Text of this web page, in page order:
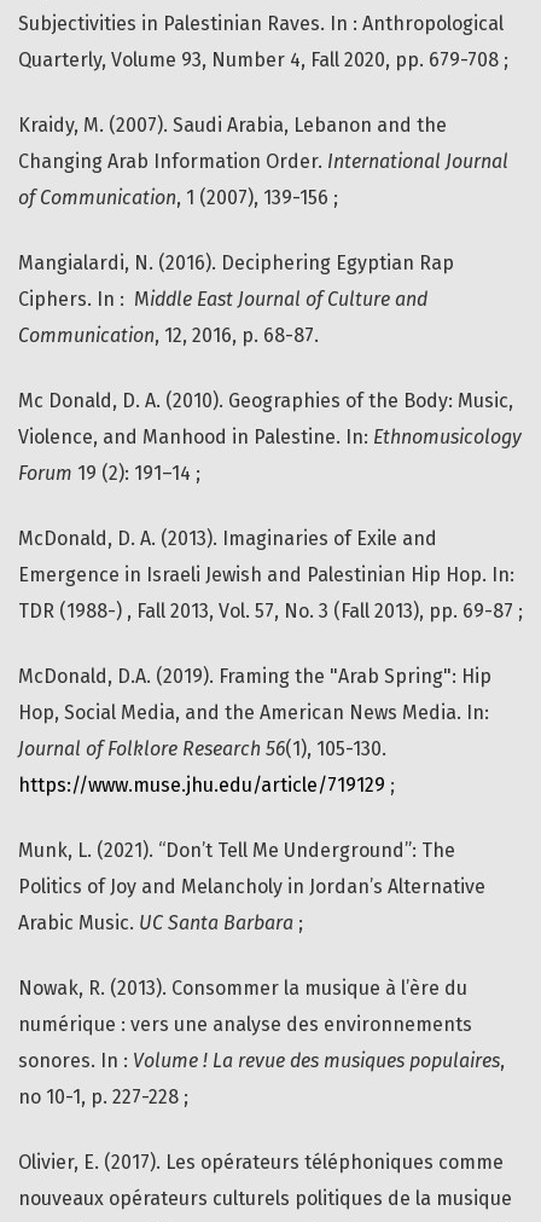
Subjectivities in Palestinian Raves. In : Anthropological
Quarterly, Volume 93, Number 4, Fall 2020, pp. 679-708 ;
Kraidy, M. (2007). Saudi Arabia, Lebanon and the
Changing Arab Information Order. International Journal
of Communication, 1 (2007), 139-156 ;
Mangialardi, N. (2016). Deciphering Egyptian Rap
Ciphers. In : Middle East Journal of Culture and
Communication, 12, 2016, p. 68-87.
Mc Donald, D. A. (2010). Geographies of the Body: Music,
Violence, and Manhood in Palestine. In: Ethnomusicology
Forum 19 (2): 191–14 ;
McDonald, D. A. (2013). Imaginaries of Exile and
Emergence in Israeli Jewish and Palestinian Hip Hop. In:
TDR (1988-) , Fall 2013, Vol. 57, No. 3 (Fall 2013), pp. 69-87 ;
McDonald, D.A. (2019). Framing the "Arab Spring": Hip
Hop, Social Media, and the American News Media. In:
Journal of Folklore Research 56(1), 105-130.
https://www.muse.jhu.edu/article/719129 ;
Munk, L. (2021). “Don’t Tell Me Underground”: The
Politics of Joy and Melancholy in Jordan’s Alternative
Arabic Music. UC Santa Barbara ;
Nowak, R. (2013). Consommer la musique à l’ère du
numérique : vers une analyse des environnements
sonores. In : Volume ! La revue des musiques populaires,
no 10-1, p. 227-228 ;
Olivier, E. (2017). Les opérateurs téléphoniques comme
nouveaux opérateurs culturels politiques de la musique